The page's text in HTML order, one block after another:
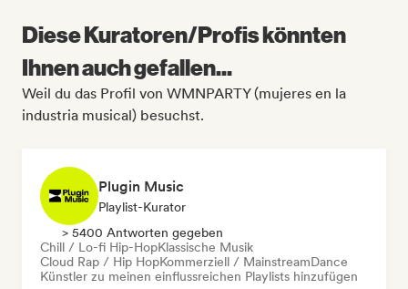
Diese Kuratoren/Profis könnten
Ihnen auch gefallen...
Weil du das Profil von WMNPARTY (mujeres en la
industria musical) besuchst.
Plugin Music
Playlist-Kurator
> 5400 Antworten gegeben
Chill / Lo-fi Hip-HopKlassische Musik
Cloud Rap / Hip HopKommerziell / MainstreamDance
Künstler zu meinen einflussreichen Playlists hinzufügen